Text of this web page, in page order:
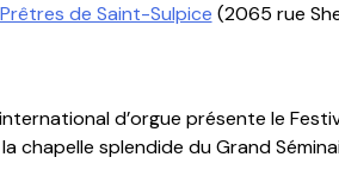
de Saint-Sulpice (2065 rue
d’orgue présente le
chapelle splendide du Grand